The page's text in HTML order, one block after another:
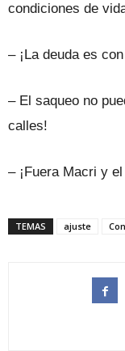
condiciones de
– ¡La deuda es
– El saqueo no
calles!
– ¡Fuera Macri y
TEMAS ajuste